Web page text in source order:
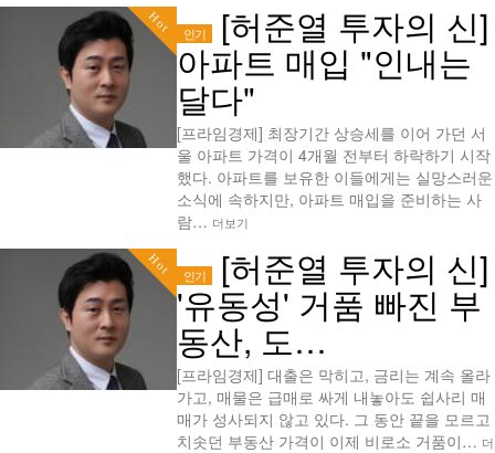
Hot
인기 [허준열 투자의 신]
아파트 매입 "인내는
달다"
[프라임경제] 최장기간 상승세를 이어 가던 서
울 아파트 가격이 4개월 전부터 하락하기 시작
했다. 아파트를 보유한 이들에게는 실망스러운
소식에 속하지만, 아파트 매입을 준비하는 사
람… 더보기
Hot
인기 [허준열 투자의 신]
'유동성' 거품 빠진 부
동산, 도…
[프라임경제] 대출은 막히고, 금리는 계속 올라
가고, 매물은 급매로 싸게 내놓아도 쉽사리 매
매가 성사되지 않고 있다. 그 동안 끝을 모르고
치솟던 부동산 가격이 이제 비로소 거품이… 더